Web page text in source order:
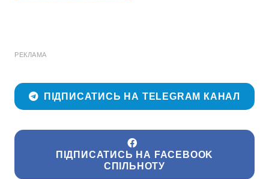
РЕКЛАМА
ПІДПИСАТИСЬ НА TELEGRAM КАНАЛ
ПІДПИСАТИСЬ НА FACEBOOK
СПІЛЬНОТУ